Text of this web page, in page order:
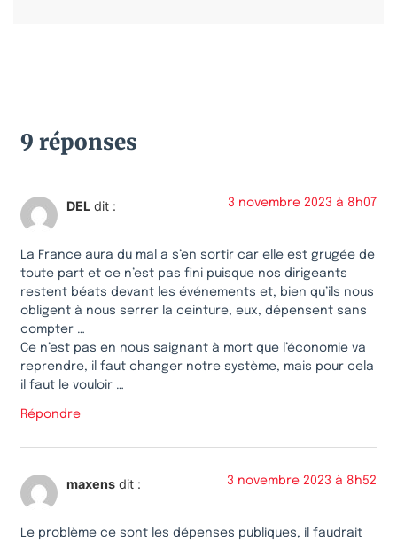
9 réponses
DEL dit : 3 novembre 2023 à 8h07
La France aura du mal a s’en sortir car elle est grugée de
toute part et ce n’est pas fini puisque nos dirigeants
restent béats devant les événements et, bien qu’ils nous
obligent à nous serrer la ceinture, eux, dépensent sans
compter …
Ce n’est pas en nous saignant à mort que l’économie va
reprendre, il faut changer notre système, mais pour cela
il faut le vouloir …
Répondre
maxens dit : 3 novembre 2023 à 8h52
Le problème ce sont les dépenses publiques, il faudrait